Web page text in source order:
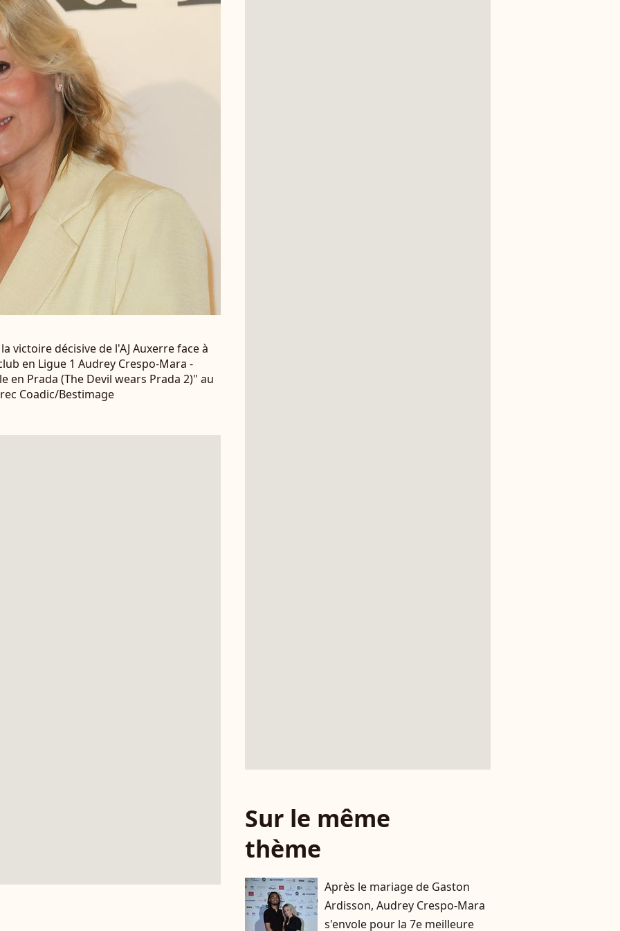
victoire décisive de l'AJ Auxerre face à
en Ligue 1 Audrey Crespo-Mara -
en Prada (The Devil wears Prada 2)" au
Coadic/Bestimage
Sur le même
thème
Après le mariage de Gaston
Ardisson, Audrey Crespo-Mara
s'envole pour la 7e meilleure